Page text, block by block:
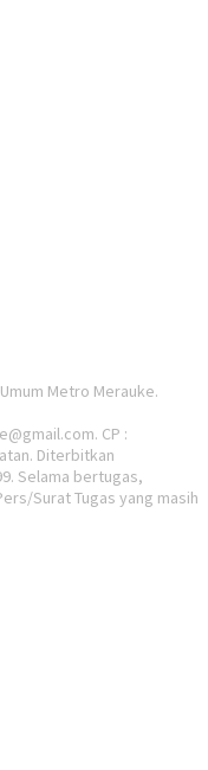
Metro Merauke.
CP :
Diterbitkan
Selama bertugas,
Surat Tugas yang masih